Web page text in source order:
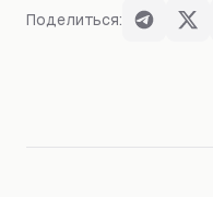
Поделиться: